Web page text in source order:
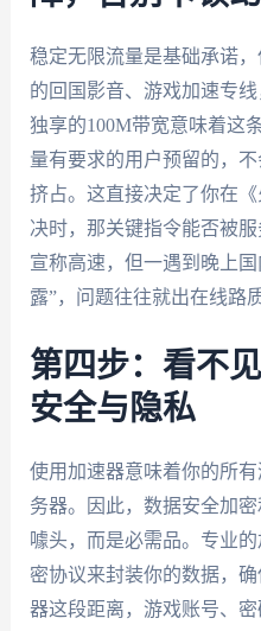
稳定无限流量是基础承诺
的回国影音、游戏加速专
独享的100M带宽意味着这
量有要求的用户预留的，
挤占。这直接决定了你在
决时，那关键指令能否被
宣称高速，但一遇到晚上
露”，问题往往就出在线路
第四步：看不
安全与隐私
使用加速器意味着你的所
务器。因此，数据安全加
噱头，而是必需品。专业
密协议来封装你的数据，
器这段距离，游戏账号、